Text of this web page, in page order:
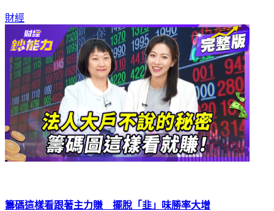
財經
籌碼這樣看跟著主力賺 擺脫「韭」味勝率大增